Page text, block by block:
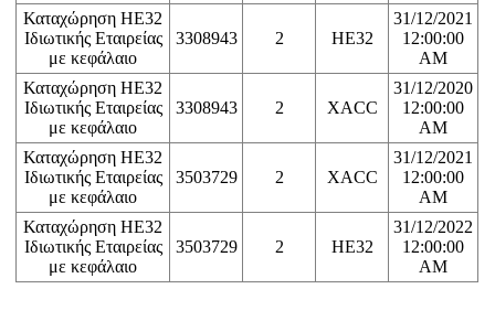
Καταχώρηση ΗΕ32
Ιδιωτικής Εταιρείας
με κεφάλαιο
3308943 2 HE32
31/12/2021
12:00:00
AM
Καταχώρηση ΗΕ32
Ιδιωτικής Εταιρείας
με κεφάλαιο
3308943 2 XACC
31/12/2020
12:00:00
AM
Καταχώρηση ΗΕ32
Ιδιωτικής Εταιρείας
με κεφάλαιο
3503729 2 XACC
31/12/2021
12:00:00
AM
Καταχώρηση ΗΕ32
Ιδιωτικής Εταιρείας
με κεφάλαιο
3503729 2 HE32
31/12/2022
12:00:00
AM